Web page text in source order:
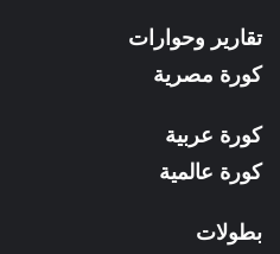
تقارير وحوارات
كورة مصرية
كورة عربية
كورة عالمية
بطولات